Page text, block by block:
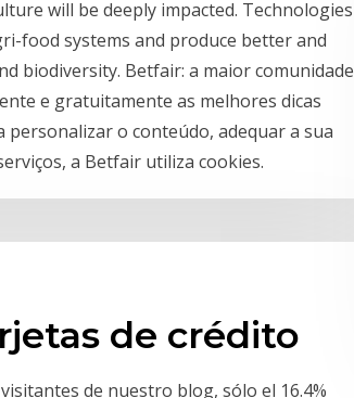
will be deeply impacted. Technologies
food systems and produce better and
biodiversity. Betfair: a maior comunidade
e gratuitamente as melhores dicas
o conteúdo, adequar a sua
a Betfair utiliza cookies.
de crédito
de nuestro blog, sólo el 16.4%